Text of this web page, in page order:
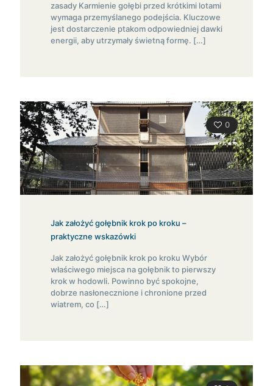
zasady Karmienie gołębi przed krótkimi lotami
wymaga przemyślanego podejścia. Kluczowe
jest dostarczenie ptakom odpowiedniej dawki
energii, aby utrzymały świetną formę. […]
0
Jak założyć gołębnik krok po kroku –
praktyczne wskazówki
Jak założyć gołębnik krok po kroku Wybór
właściwego miejsca na gołębnik to pierwszy
krok w hodowli. Powinno być spokojne,
dobrze nasłonecznione i chronione przed
wiatrem, co […]